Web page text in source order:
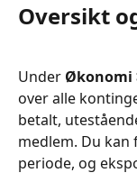
Oversikt
Under Økonomi
over alle
betalt,
medlem. Du
periode, og